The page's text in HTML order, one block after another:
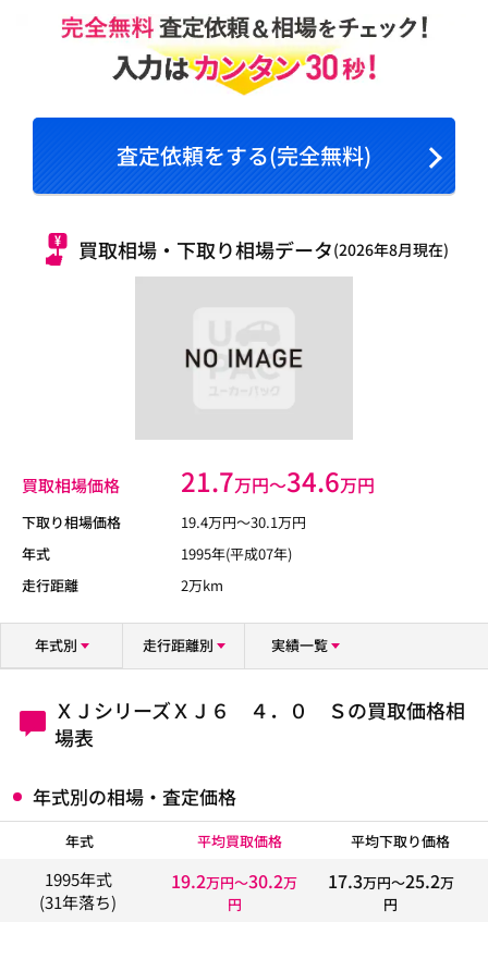
査定依頼をする(完全無料)
買取相場・下取り相場データ(2026年8月現在)
買取相場価格 21.7万円〜34.6万円
下取り相場価格 19.4万円〜30.1万円
年式
1995年(平成07年)
走行距離
2万km
年式別 走行距離別 実績一覧
ＸＪシリーズＸＪ６ ４．０ Ｓの買取価格相
場表
年式別の相場・査定価格
年式 平均買取価格 平均下取り価格
1995年式
(31年落ち)
19.2万円〜30.2万
円
17.3万円〜25.2万
円